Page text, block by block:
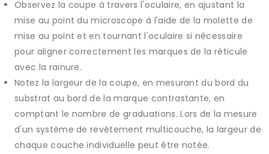
Observez la coupe à travers l'oculaire, en ajustant la
mise au point du microscope à l'aide de la molette de
mise au point et en tournant l'oculaire si nécessaire
pour aligner correctement les marques de la réticule
avec la rainure.
Notez la largeur de la coupe, en mesurant du bord du
substrat au bord de la marque contrastante, en
comptant le nombre de graduations. Lors de la mesure
d'un système de revêtement multicouche, la largeur de
chaque couche individuelle peut être notée.